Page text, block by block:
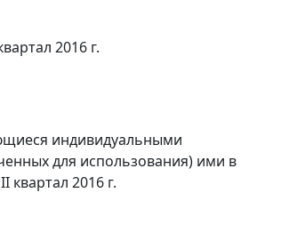
2016 г.
индивидуальными
для использования) ими в
квартал 2016 г.